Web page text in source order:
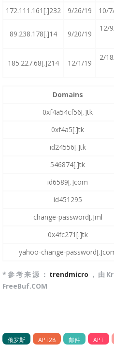
172.111.161[.]232 9/26/19 10/
89.238.178[.]14 9/20/19
12/
185.227.68[.]214 12/1/19
2/
Domains
0xf4a54cf56[.]tk
0xf4a5[.]tk
id24556[.]tk
546874[.]tk
id6589[.]com
id451295
change-password[.]ml
0x4fc271[.]tk
yahoo-change-
*参考来源： trendmicro ，由
FreeBuf.COM
俄罗斯 APT28 邮件 APT